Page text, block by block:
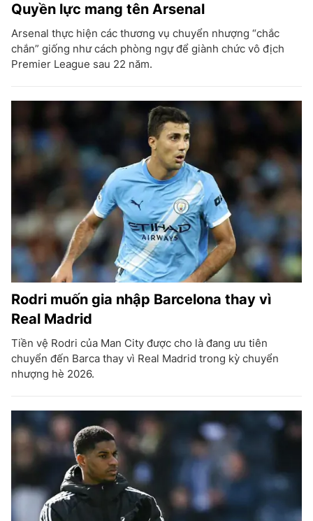
Quyền lực mang tên Arsenal
Arsenal thực hiện các thương vụ chuyển nhượng “chắc
chắn” giống như cách phòng ngự để giành chức vô địch
Premier League sau 22 năm.
Rodri muốn gia nhập Barcelona thay vì
Real Madrid
Tiền vệ Rodri của Man City được cho là đang ưu tiên
chuyển đến Barca thay vì Real Madrid trong kỳ chuyển
nhượng hè 2026.